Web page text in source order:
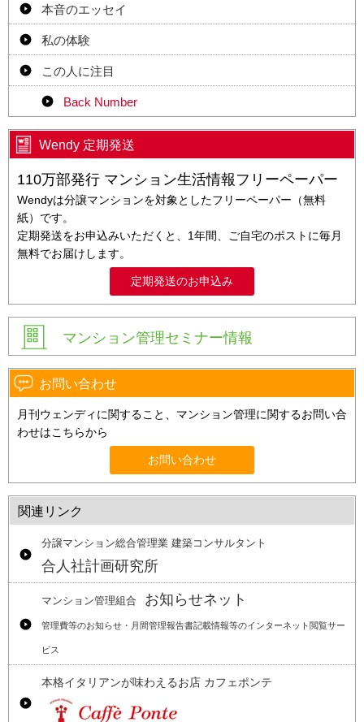
本音のエッセイ
私の体験
この人に注目
Back Number
Wendy 定期発送
110万部発行 マンション生活情報フリーペーパー
Wendyは分譲マンションを対象としたフリーペーパー（無料
紙）です。
定期発送をお申込みいただくと、1年間、ご自宅のポストに毎月
無料でお届けします。
定期発送のお申込み
マンション管理セミナー情報
お問い合わせ
月刊ウェンディに関すること、マンション管理に関するお問い合
わせはこちらから
お問い合わせ
関連リンク
分譲マンション総合管理業 建築コンサルタント
合人社計画研究所
マンション管理組合 お知らせネット
管理費等のお知らせ・月間管理報告書記載情報等のインターネット閲覧サー
ビス
本格イタリアンが味わえるお店 カフェポンテ